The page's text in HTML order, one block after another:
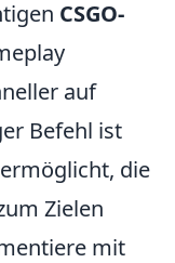
CSGO-
auf
Befehl ist
die
Zielen
mit